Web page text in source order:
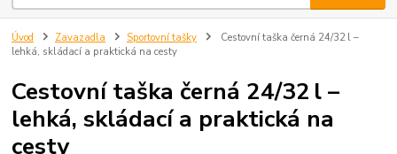
Úvod Zavazadla Sportovní tašky
Cestovní taška černá 24/32 l –
lehká, skládací a praktická na cesty
Cestovní taška černá 24/32 l –
lehká, skládací a praktická na
cesty